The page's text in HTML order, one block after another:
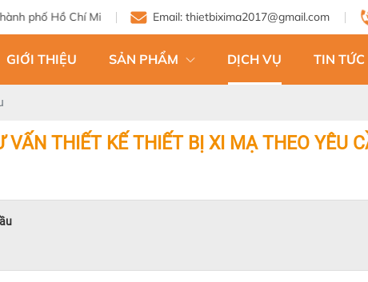
Minh Email: thietbixima2017@gmail.com
GIỚI THIỆU SẢN PHẨM DỊCH VỤ TIN TỨC
VẤN THIẾT KẾ THIẾT BỊ XI MẠ THEO YÊU